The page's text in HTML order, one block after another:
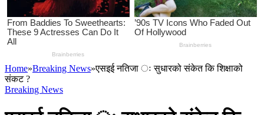
Home»Breaking News»एसइई नतिजा ः सुधारको संकेत कि शिक्षाको
संकट ?
Breaking News